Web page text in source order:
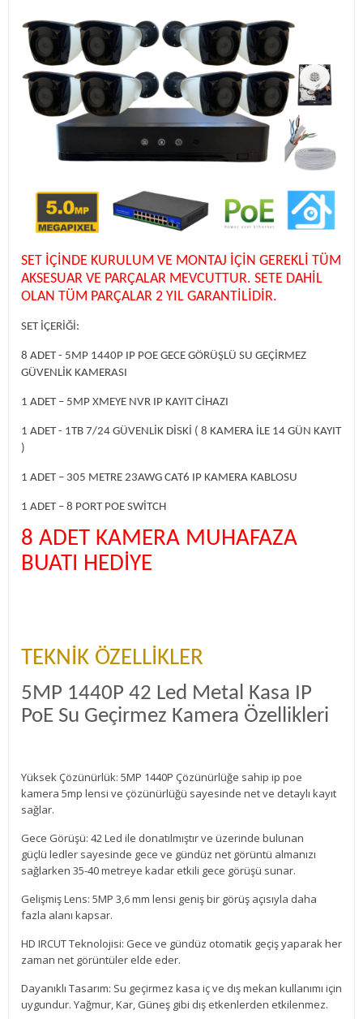
SET İÇİNDE KURULUM VE MONTAJ İÇİN GEREKLİ TÜM
AKSESUAR VE PARÇALAR MEVCUTTUR. SETE DAHİL
OLAN TÜM PARÇALAR 2 YIL GARANTİLİDİR.
SET İÇERİĞİ:
8 ADET - 5MP 1440P IP POE GECE GÖRÜŞLÜ SU GEÇİRMEZ
GÜVENLİK KAMERASI
1 ADET – 5MP XMEYE NVR IP KAYIT CİHAZI
1 ADET - 1TB 7/24 GÜVENLİK DİSKİ ( 8 KAMERA İLE 14 GÜN KAYIT
)
1 ADET – 305 METRE 23AWG CAT6 IP KAMERA KABLOSU
1 ADET – 8 PORT POE SWİTCH
8 ADET KAMERA MUHAFAZA
BUATI HEDİYE
TEKNİK ÖZELLİKLER
5MP 1440P 42 Led Metal Kasa IP
PoE Su Geçirmez Kamera Özellikleri
Yüksek Çözünürlük: 5MP 1440P Çözünürlüğe sahip ip poe
kamera 5mp lensi ve çözünürlüğü sayesinde net ve detaylı kayıt
sağlar.
Gece Görüşü: 42 Led ile donatılmıştır ve üzerinde bulunan
güçlü ledler sayesinde gece ve gündüz net görüntü almanızı
sağlarken 35-40 metreye kadar etkili gece görüşü sunar.
Gelişmiş Lens: 5MP 3,6 mm lensi geniş bir görüş açısıyla daha
fazla alanı kapsar.
HD IRCUT Teknolojisi: Gece ve gündüz otomatik geçiş yaparak her
zaman net görüntüler elde eder.
Dayanıklı Tasarım: Su geçirmez kasa iç ve dış mekan kullanımı için
uygundur. Yağmur, Kar, Güneş gibi dış etkenlerden etkilenmez.